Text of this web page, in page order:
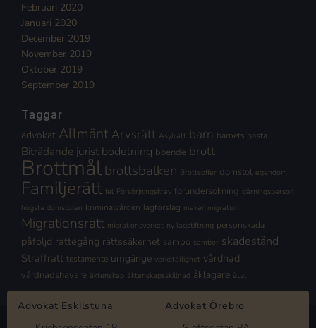
Februari 2020
Januari 2020
December 2019
November 2019
Oktober 2019
September 2019
Taggar
advokat Allmänt Arvsrätt Asylrätt barn barnets bästa
Biträdande jurist bodelning boende brott
Brottmålbrottsbalken Brottsoffer domstol egendom
Familjerätt fel Försörjningskrav förundersökning gärningsperson
högsta domstolen kriminalvården lagförslag makar migration
Migrationsrätt migrationsverket ny lagstiftning personskada
påföljd rättegång rättssäkerhet sambo sambor skadestånd
Straffrätt testamente umgänge verkställighet vårdnad
vårdnadshavare äktenskap äktenskapsskillnad åklagare åtal
Advokat Eskilstuna
Advokat Örebro